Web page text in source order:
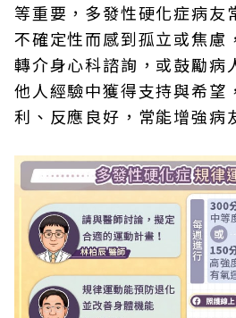
等重要，多發性硬化症病友
不確定性而感到孤立或焦慮
轉介身心科諮詢，或鼓勵病
他人經驗中獲得支持與希望
利、反應良好，常能增強病